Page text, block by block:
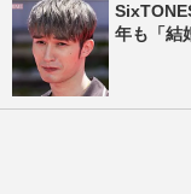
年も「結